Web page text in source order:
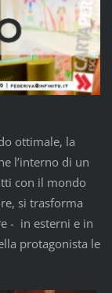
ottimale, la
l’interno di un
con il mondo
si trasforma
- in esterni e in
protagonista le